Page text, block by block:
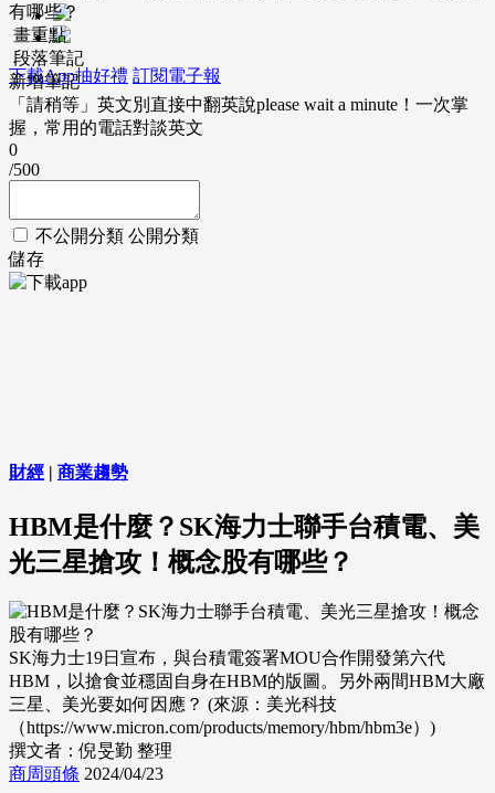
下載App抽好禮 訂閱電子報
有哪些？
畫重點
段落筆記
新增筆記
「請稍等」英文別直接中翻英說please wait a minute！一次掌
握，常用的電話對談英文
0
/500
不公開分類 公開分類
儲存
財經 | 商業趨勢
HBM是什麼？SK海力士聯手台積電、美
光三星搶攻！概念股有哪些？
SK海力士19日宣布，與台積電簽署MOU合作開發第六代
HBM，以搶食並穩固自身在HBM的版圖。另外兩間HBM大廠
三星、美光要如何因應？ (來源：美光科技
（https://www.micron.com/products/memory/hbm/hbm3e）)
撰文者：倪旻勤 整理
商周頭條 2024/04/23